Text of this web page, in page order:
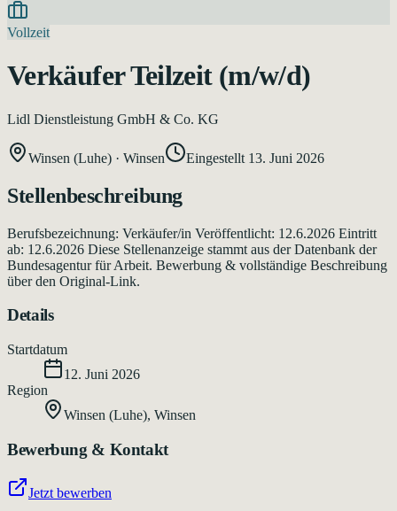
Vollzeit
Verkäufer Teilzeit (m/w/d)
Lidl Dienstleistung GmbH & Co. KG
Winsen (Luhe) · Winsen Eingestellt 13. Juni 2026
Stellenbeschreibung
Berufsbezeichnung: Verkäufer/in Veröffentlicht: 12.6.2026 Eintritt
ab: 12.6.2026 Diese Stellenanzeige stammt aus der Datenbank der
Bundesagentur für Arbeit. Bewerbung & vollständige Beschreibung
über den Original-Link.
Details
Startdatum
12. Juni 2026
Region
Winsen (Luhe), Winsen
Bewerbung & Kontakt
Jetzt bewerben